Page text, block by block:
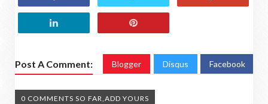
Post A Comment: Blogger Disqus Facebook
0 COMMENTS SO FAR,ADD YOURS